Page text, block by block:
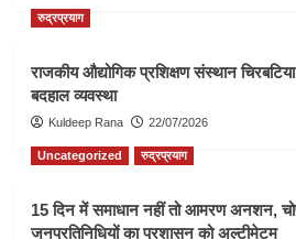
रुद्रप्रयाग
राजकीय औद्योगिक प्रशिक्षण संस्थान
बदहाल व्यवस्था
Kuldeep Rana 22/07/2026
Uncategorized रुद्रप्रयाग
15 दिन में समाधान नहीं तो आमरण अनशन,
जनप्रतिनिधियों का प्रशासन को अल्टीमेटम